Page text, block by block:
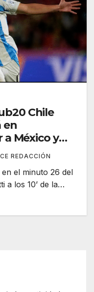
Chile
en
a México y
CE REDACCIÓN
el minuto 26 del
a los 10’ de la…